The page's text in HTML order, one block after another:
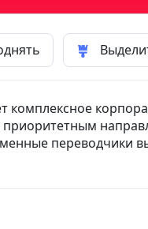
комплексное
приоритетным
переводчики
любой тематики.
и личных